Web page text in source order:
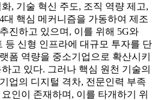
, 기술 혁신 주도, 조직 역량 제고,
대 핵심 메커니즘을 가동하여 제조
진하고 있으며, 이를 위해 5G와
등 신형 인프라에 대규모 투자를 단
폼 역량을 중소기업으로 확산시키
고 있다. 그러나 핵심 원천 기술의
업의 디지털 격차, 전문인력 부족
인이 존재하며, 이를 타개하기 위